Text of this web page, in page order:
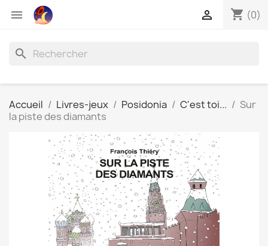
 shopping_cart (0)

search
Accueil Livres-jeux Posidonia C'est toi...
Sur
la piste des diamants